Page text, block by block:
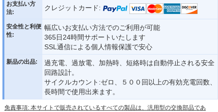
お支払い方
法:
クレジットカード:
安全性と利便
性:
幅広いお支払い方法でのご利用が可能
365日24時間サポートいたします
SSL通信による個人情報保護で安心
新品の出品:
過充電、過放電、加熱時、短絡時は自動停止される安全
回路設計。
サイクルカウント:ゼロ、５００回以上の有効充電回数、
長時間で使用出来ます。
免責事項: 本サイトで販売されているすべての製品は、汎用型の交換部品であ